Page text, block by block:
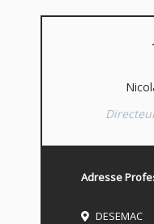
Adresse
DESEMAC